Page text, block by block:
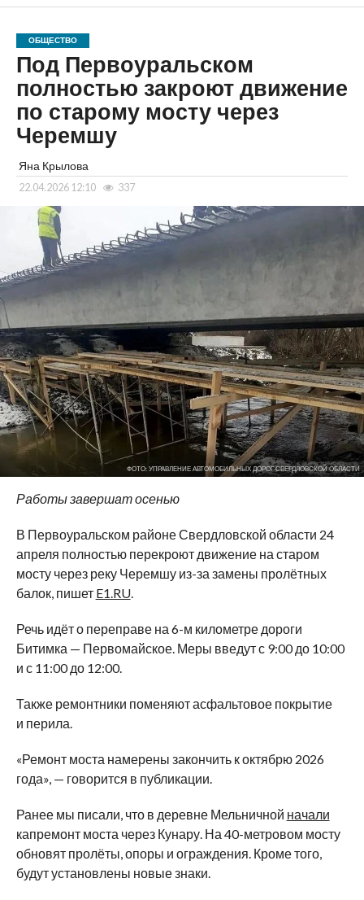
ОБЩЕСТВО
Под Первоуральском
полностью закроют движение
по старому мосту через
Черемшу
Яна Крылова
22.04.2026 12:10 337
ФОТО: УПРАВЛЕНИЕ АВТОМОБИЛЬНЫХ ДОРОГ СВЕРДЛОВСКОЙ ОБЛАСТИ
Работы завершат осенью
В Первоуральском районе Свердловской области 24
апреля полностью перекроют движение на старом
мосту через реку Черемшу из-за замены пролётных
балок, пишет E1.RU.
Речь идёт о переправе на 6-м километре дороги
Битимка — Первомайское. Меры введут с 9:00 до 10:00
и с 11:00 до 12:00.
Также ремонтники поменяют асфальтовое покрытие
и перила.
«Ремонт моста намерены закончить к октябрю 2026
года», — говорится в публикации.
Ранее мы писали, что в деревне Мельничной начали
капремонт моста через Кунару. На 40-метровом мосту
обновят пролёты, опоры и ограждения. Кроме того,
будут установлены новые знаки.